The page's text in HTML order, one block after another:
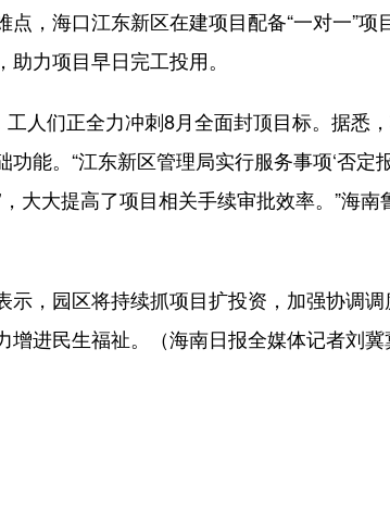
，海口江东新区在建项目配备“一对一”项
力项目早日完工投用。
们正全力冲刺8月全面封顶目标。据悉，
能。“江东新区管理局实行服务事项‘否定
大大提高了项目相关手续审批效率。”海
，园区将持续抓项目扩投资，加强协调调
进民生福祉。（海南日报全媒体记者刘冀